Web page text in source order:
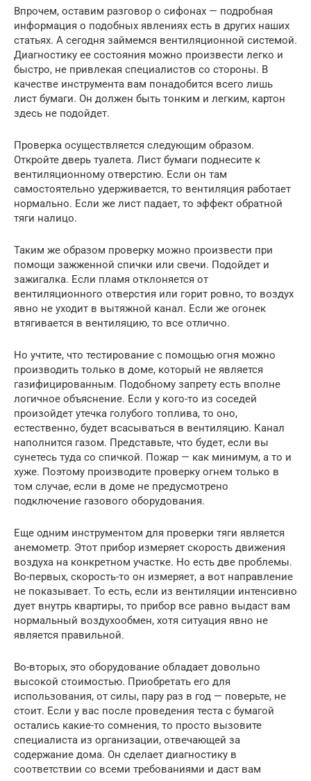
Впрочем, оставим разговор о сифонах — подробная
информация о подобных явлениях есть в других наших
статьях. А сегодня займемся вентиляционной системой.
Диагностику ее состояния можно произвести легко и
быстро, не привлекая специалистов со стороны. В
качестве инструмента вам понадобится всего лишь
лист бумаги. Он должен быть тонким и легким, картон
здесь не подойдет.
Проверка осуществляется следующим образом.
Откройте дверь туалета. Лист бумаги поднесите к
вентиляционному отверстию. Если он там
самостоятельно удерживается, то вентиляция работает
нормально. Если же лист падает, то эффект обратной
тяги налицо.
Таким же образом проверку можно произвести при
помощи зажженной спички или свечи. Подойдет и
зажигалка. Если пламя отклоняется от
вентиляционного отверстия или горит ровно, то воздух
явно не уходит в вытяжной канал. Если же огонек
втягивается в вентиляцию, то все отлично.
Но учтите, что тестирование с помощью огня можно
производить только в доме, который не является
газифицированным. Подобному запрету есть вполне
логичное объяснение. Если у кого-то из соседей
произойдет утечка голубого топлива, то оно,
естественно, будет всасываться в вентиляцию. Канал
наполнится газом. Представьте, что будет, если вы
сунетесь туда со спичкой. Пожар — как минимум, а то и
хуже. Поэтому производите проверку огнем только в
том случае, если в доме не предусмотрено
подключение газового оборудования.
Еще одним инструментом для проверки тяги является
анемометр. Этот прибор измеряет скорость движения
воздуха на конкретном участке. Но есть две проблемы.
Во-первых, скорость-то он измеряет, а вот направление
не показывает. То есть, если из вентиляции интенсивно
дует внутрь квартиры, то прибор все равно выдаст вам
нормальный воздухообмен, хотя ситуация явно не
является правильной.
Во-вторых, это оборудование обладает довольно
высокой стоимостью. Приобретать его для
использования, от силы, пару раз в год — поверьте, не
стоит. Если у вас после проведения теста с бумагой
остались какие-то сомнения, то просто вызовите
специалиста из организации, отвечающей за
содержание дома. Он сделает диагностику в
соответствии со всеми требованиями и даст вам